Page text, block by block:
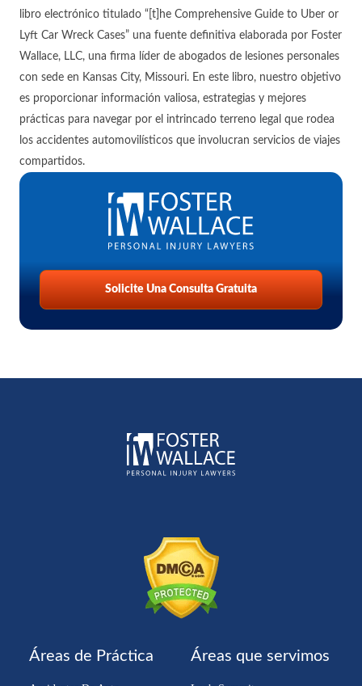
libro electrónico titulado “[t]he Comprehensive Guide to Uber or
Lyft Car Wreck Cases” una fuente definitiva elaborada por Foster
Wallace, LLC, una firma líder de abogados de lesiones personales
con sede en Kansas City, Missouri. En este libro, nuestro objetivo
es proporcionar información valiosa, estrategias y mejores
prácticas para navegar por el intrincado terreno legal que rodea
los accidentes automovilísticos que involucran servicios de viajes
compartidos.
Solicite Una Consulta Gratuita
Áreas de Práctica Áreas que servimos